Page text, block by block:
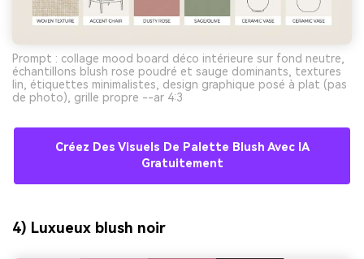
Prompt : collage mood board déco intérieure sur fond neutre,
échantillons blush rose poudré et sauge dominants, textures
lin, étiquettes minimalistes, design graphique posé à plat (pas
de photo), grille propre --ar 4:3
Créez Des Visuels De Palette Blush Avec IA
Gratuitement
4) Luxueux blush noir